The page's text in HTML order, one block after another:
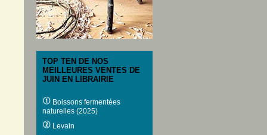
TOP TEN DE NOS
MEILLEURES VENTES DE
JUIN EN LIBRAIRIE
Boissons fermentées
naturelles (2025)
Levain